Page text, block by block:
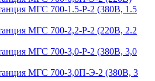
МГС 700-1.5-Р-2 (380В, 1.5
МГС 700-2,2-Р-2 (220В, 2.2
МГС 700-3,0-Р-2 (380В, 3,0
МГС 700-3,0П-Э-2 (380В, 3